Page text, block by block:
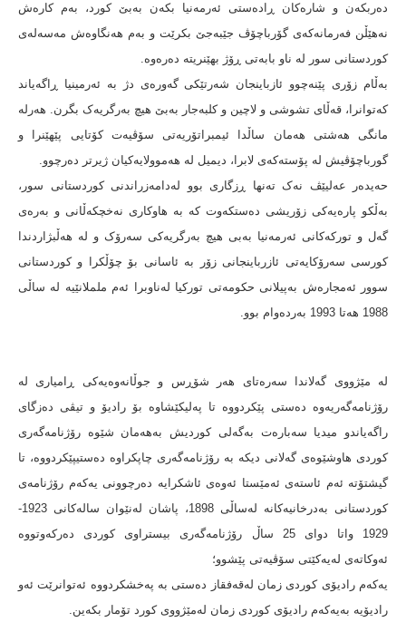
دەربکەن و شارەکان ڕادەستی ئەرمەنیا بکەن بەبێ کورد، بەم کارەش
نەهێڵن فەرمانەکەی گۆرباچۆڤ جێبەجێ بکرێت و بەم هەنگاوەش مەسەلەی
کوردستانی سور لە ناو بابەتی ڕۆژ بهێنریتە دەرەوه.
بەڵام زۆری پێنەچوو ئازباینجان شەرتێکی گەورەی دژ بە ئەرمینیا ڕاگەیاند
کەتوانرا، قەڵای تشوشی و لاچین و کلبەجار بەبێ هیچ بەرگریەک بگرن. هەرلە
مانگی هەشتی هەمان ساڵدا ئیمبراتۆریەتی سۆڤیەت کۆتایی پێهێنرا و
گورباچۆڤیش لە پۆستەکەی لابرا، دیمیل لە هەموولایەکیان ژیرتر دەرچوو.
حەیدەر عەلیێڤ نەک تەنها ڕزگاری بوو لەدامەزراندنی کوردستانی سور،
بەڵکو پارەیەکی زۆریشی دەستکەوت کە بە هاوکاری نەخچکەڵانی و بەرەی
گەل و تورکەکانی ئەرمەنیا بەبی هیچ بەرگریەکی سەرۆک و لە هەڵبژاردندا
کورسی سەرۆکایەتی ئازرباینجانی زۆر بە ئاسانی بۆ چۆڵکرا و کوردستانی
سوور ئەمجارەش بەپیلانی حکومەتی تورکیا لەناوبرا ئەم ململانێیە لە ساڵی
1988 هەتا 1993 بەردەوام بوو.
لە مێژووی گەلاندا سەرەتای هەر شۆڕس و جوڵانەوەیەکی ڕامیاری لە
رۆژنامەگەریەوە دەستی پێکردووە تا پەلیکێشاوە بۆ رادیۆ و تیڤی دەزگای
راگەیاندو میدیا سەبارەت بەگەلی کوردیش بەهەمان شێوە رۆژنامەگەری
کوردی هاوشێوەی گەلانی دیکە بە رۆژنامەگەری چاپکراوە دەستیپێکردووە، تا
گیشتۆتە ئەم ئاستەی ئەمێستا ئەوەی ئاشکرایە دەرچوونی یەکەم رۆژنامەی
کوردستانی بەدرخانیەکانە لەساڵی 1898، پاشان لەنێوان سالەکانی 1923-
1929 واتا دوای 25 ساڵ رۆژنامەگەری بیستراوی کوردی دەرکەوتووە
ئەوکاتەی لەیەکێتی سۆڤیەتی پێشوو؛
یەکەم رادیۆی کوردی زمان لەقەفقاز دەستی بە پەخشکردووە ئەتوانرێت ئەو
رادیۆیە بەیەکەم رادیۆی کوردی زمان لەمێژووی کورد تۆمار بکەین.